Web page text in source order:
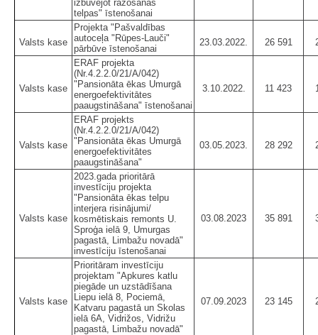
izbūvējot ražošanas
telpas" īstenošanai
Valsts kase
Projekta "Pašvaldības
autoceļa "Rūpes-Lauči"
pārbūve īstenošanai
23.03.2022. 26 591
Valsts kase
ERAF projekta
(Nr.4.2.2.0/21/A/042)
"Pansionāta ēkas Umurgā
energoefektivitātes
paaugstināšana" īstenošanai
3.10.2022. 11 423
Valsts kase
ERAF projekts
(Nr.4.2.2.0/21/A/042)
"Pansionāta ēkas Umurgā
energoefektivitātes
paaugstināšana"
03.05.2023. 28 292
Valsts kase
2023.gada prioritārā
investīciju projekta
"Pansionāta ēkas telpu
interjera risinājumi/
kosmētiskais remonts U.
Sproģa ielā 9, Umurgas
pagastā, Limbažu novadā"
investīciju īstenošanai
03.08.2023 35 891
Valsts kase
Prioritāram investīciju
projektam "Apkures katlu
piegāde un uzstādīšana
Liepu ielā 8, Pociemā,
Katvaru pagastā un Skolas
ielā 6A, Vidrižos, Vidrižu
pagastā, Limbažu novadā"
07.09.2023 23 145